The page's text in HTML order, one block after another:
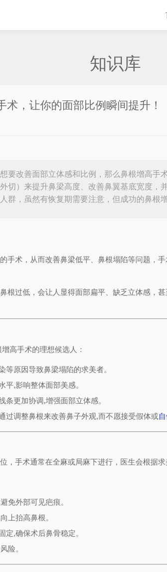
知识库
，让你的面部比例瞬间提升！
要改善面部立体感和比例，那么鼻根增高
切）来提升鼻梁高度、改善鼻翼基底宽度，
群，虽然有恢复期需要注意，但成功的鼻根
手术，从而改善鼻梁低平、鼻根塌陷等问题，
根过低，会让人显得面部扁平、缺乏立体感，
高手术的理想候选人：
等原因导致鼻梁塌陷的求美者。
平,影响整体面部美感。
条更加协调,增强面部立体感。
过调整鼻根来改善鼻子外观,而不愿接受假体或
，手术通常在全麻或局麻下进行，医生会根据
免外部可见疤痕。
上抬高鼻根。
定,确保术后鼻骨稳定。
险。